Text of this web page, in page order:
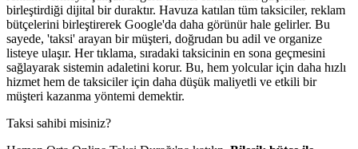
birleştirdiği dijital bir duraktır. Havuza katılan tüm taksiciler, reklam
bütçelerini birleştirerek Google'da daha görünür hale gelirler. Bu
sayede, 'taksi' arayan bir müşteri, doğrudan bu adil ve organize
listeye ulaşır. Her tıklama, sıradaki taksicinin en sona geçmesini
sağlayarak sistemin adaletini korur. Bu, hem yolcular için daha hızlı
hizmet hem de taksiciler için daha düşük maliyetli ve etkili bir
müşteri kazanma yöntemi demektir.
Taksi sahibi misiniz?